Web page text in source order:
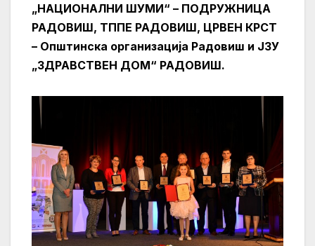
„НАЦИОНАЛНИ ШУМИ“ – ПОДРУЖНИЦА
РАДОВИШ, ТППЕ РАДОВИШ, ЦРВЕН КРСТ
– Општинска организација Радовиш и ЈЗУ
„ЗДРАВСТВЕН ДОМ“ РАДОВИШ.